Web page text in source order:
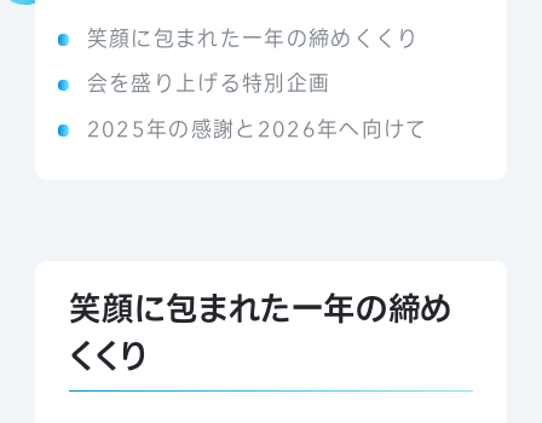
笑顔に包まれた一年の締めくくり
会を盛り上げる特別企画
2025年の感謝と2026年へ向けて
笑顔に包まれた一年の締め
くくり